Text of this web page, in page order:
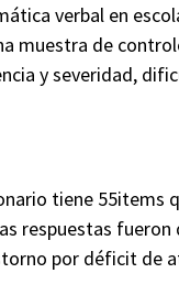
verbal en
muestra de
y severidad,
tiene 55items
respuestas fueron
por déficit de